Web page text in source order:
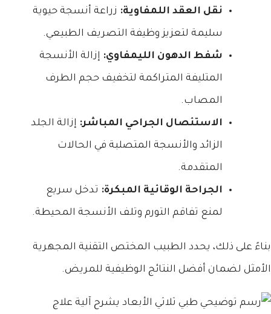
نقل العقد اللمفاوية: زراعة أنسجة حيوية
سليمة لتعزيز وظيفة التصريف الطبيعي.
شفط الدهون الليمفاوي: إزالة الأنسجة
المتليفة المتراكمة لتخفيف حجم الطرف
المصاب.
الاستئصال الجراحي المباشر: إزالة الجلد
الزائد والأنسجة المتصلبة في الحالات
المتقدمة.
الجراحة الوقائية المبكرة: تدخل سريع
لمنع تفاقم التورم وتلف الأنسجة المحيطة.
بناءً على ذلك، يحدد الطبيب المختص التقنية المجهرية
الأمثل لضمان أفضل النتائج الوظيفية للمريض.